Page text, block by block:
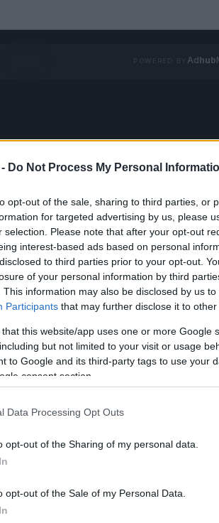
Do Not Process My Personal
opt-out of the sale, sharing to third parties, or
for targeted advertising by us, please
selection. Please note that after your opt-out
interest-based ads based on personal
to third parties prior to your opt-out.
of your personal information by third
This information may also be disclosed by us
Participants that may further disclose it to other
that this website/app uses one or more Google
but not limited to your visit or usage
to Google and its third-party tags to use your
consent section.
Data Processing Opt Outs
opt-out of the Sharing of my personal data.
opt-out of the Sale of my Personal Data.
Adhub
que conozca los
toda la
hasta los procedimientos a